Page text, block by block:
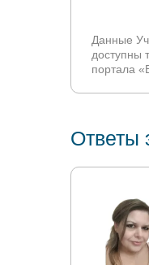
Данные
доступны
портала
Ответы